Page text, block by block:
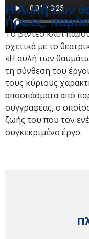
Η Αυλή των
ήρωες,
Το βίντεο κλιπ
σχετικά με το
«Η αυλή των
τη σύνθεση του
τους κύριους
αποσπάσματα από
συγγραφέας, ο
ζωής του που τον
συγκεκριμένο έργο.